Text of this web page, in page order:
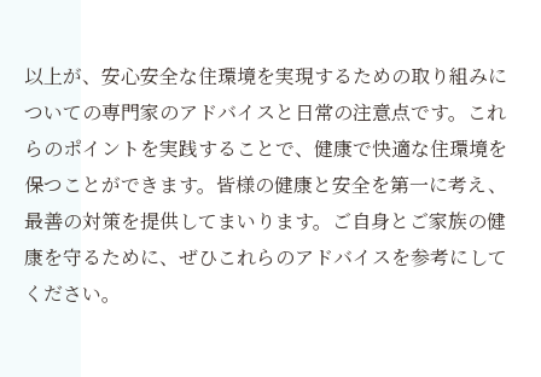
以上が、安心安全な住環境を実現するための取り組みに
ついての専門家のアドバイスと日常の注意点です。これ
らのポイントを実践することで、健康で快適な住環境を
保つことができます。皆様の健康と安全を第一に考え、
最善の対策を提供してまいります。ご自身とご家族の健
康を守るために、ぜひこれらのアドバイスを参考にして
ください。